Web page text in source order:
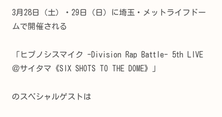
3月28日（土）・29日（日）に埼玉・メットライフドー
ムで開催される
「ヒプノシスマイク -Division Rap Battle- 5th LIVE
＠サイタマ《SIX SHOTS TO THE DOME》」
のスペシャルゲストは